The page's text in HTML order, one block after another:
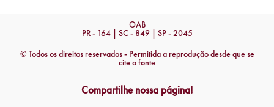
OAB
PR - 164 | SC - 849 | SP - 2045
© Todos os direitos reservados - Permitida a reprodução desde que se
cite a fonte
Compartilhe nossa página!